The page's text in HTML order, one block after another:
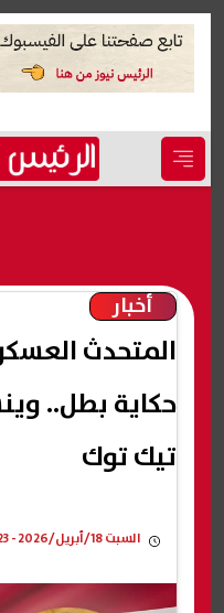
أخبار
المتحدث
حكاية بطل..
تيك توك
السبت 18/أبريل/2026 - 08:23 م